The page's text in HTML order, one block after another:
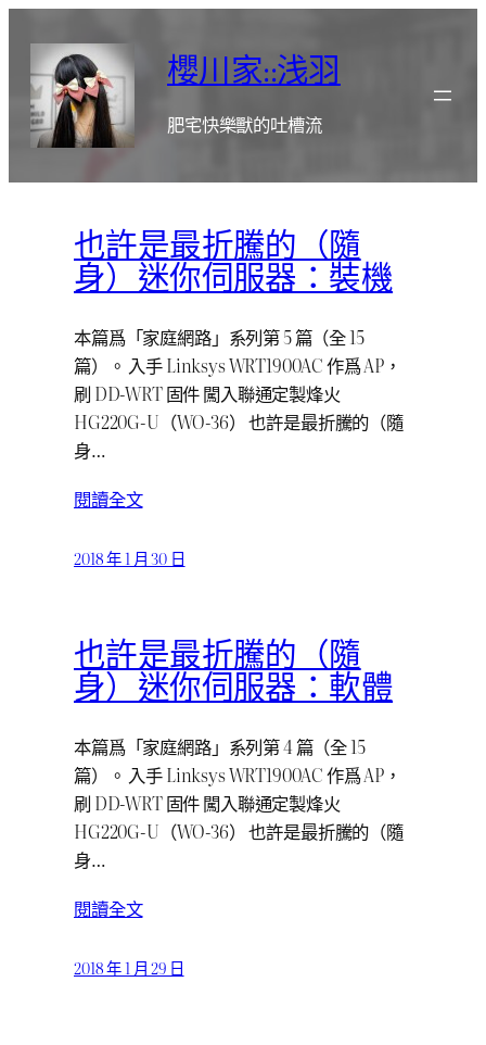
櫻川家::浅羽
肥宅快樂獸的吐槽流
也許是最折騰的（隨
身）迷你伺服器：裝機
本篇爲「家庭網路」系列第 5 篇（全 15
篇）。 入手 Linksys WRT1900AC 作爲 AP，
刷 DD-WRT 固件 闖入聯通定製烽火
HG220G-U（WO-36） 也許是最折騰的（隨
身…
閱讀全文
2018 年 1 月 30 日
也許是最折騰的（隨
身）迷你伺服器：軟體
本篇爲「家庭網路」系列第 4 篇（全 15
篇）。 入手 Linksys WRT1900AC 作爲 AP，
刷 DD-WRT 固件 闖入聯通定製烽火
HG220G-U（WO-36） 也許是最折騰的（隨
身…
閱讀全文
2018 年 1 月 29 日